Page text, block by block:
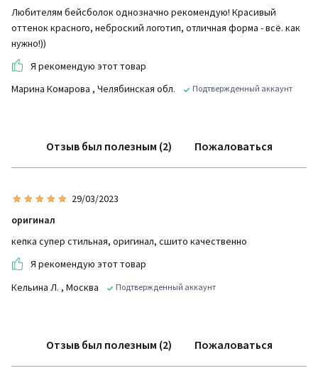
Любителям бейсболок однозначно рекомендую! Красивый
оттенок красного, неброский логотип, отличная форма - всё. как
нужно!))
Я рекомендую этот товар
Марина Комарова , Челябинская обл. Подтвержденный аккаунт
Отзыв был полезным (2) Пожаловаться
29/03/2023
оригинал
кепка супер стильная, оригинал, сшито качественно
Я рекомендую этот товар
Кельина Л. , Москва Подтвержденный аккаунт
Отзыв был полезным (2) Пожаловаться